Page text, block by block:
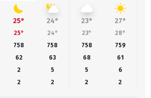
25° 24° 23° 27°
25° 24° 23° 28°
758
758 758 759
62
63 68 61
2
5 5
6
2
2 2 2